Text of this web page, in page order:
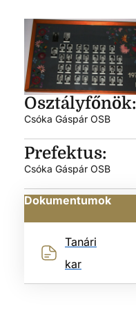
Osztályfőnök:
Csóka Gáspár OSB
Prefektus:
Csóka Gáspár OSB
Dokumentumok
Tanári
kar